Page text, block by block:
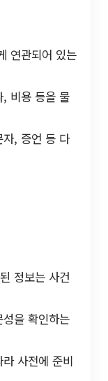
연관되어 있는
비용 등을 물
자, 증언 등 다
정보는 사건
을 확인하는
사전에 준비